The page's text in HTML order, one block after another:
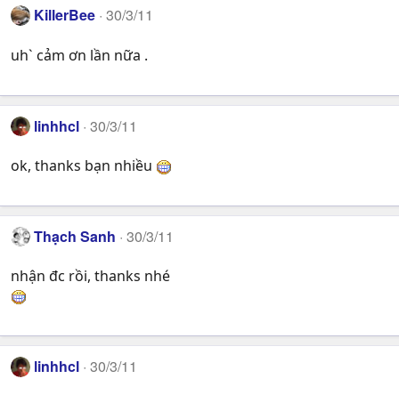
KillerBee 30/3/11
uh` cảm ơn lần nữa .
linhhcl 30/3/11
ok, thanks bạn nhiều
Thạch Sanh 30/3/11
nhận đc rồi, thanks nhé
linhhcl 30/3/11